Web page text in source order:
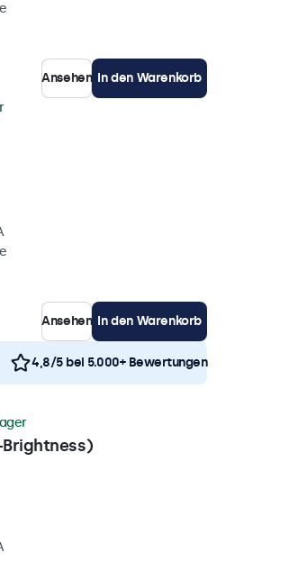
Ansehen In den Warenkorb
Ansehen In den Warenkorb
4,8/5 bei 5.000+ Bewertungen